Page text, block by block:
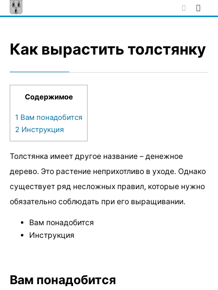
Skip
to
Как вырастить толстянку
Содержимое
1 Вам понадобится
2 Инструкция
Толстянка имеет другое название – денежное
дерево. Это растение неприхотливо в уходе. Однако
существует ряд несложных правил, которые нужно
обязательно соблюдать при его выращивании.
Вам понадобится
Инструкция
Вам понадобится